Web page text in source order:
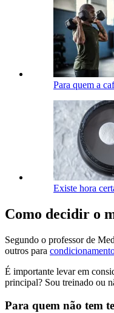
Para quem a
Existe hora
Como decidir o
Segundo o professor de
outros para
É importante levar em
principal? Sou treinado ou
Para quem não tem